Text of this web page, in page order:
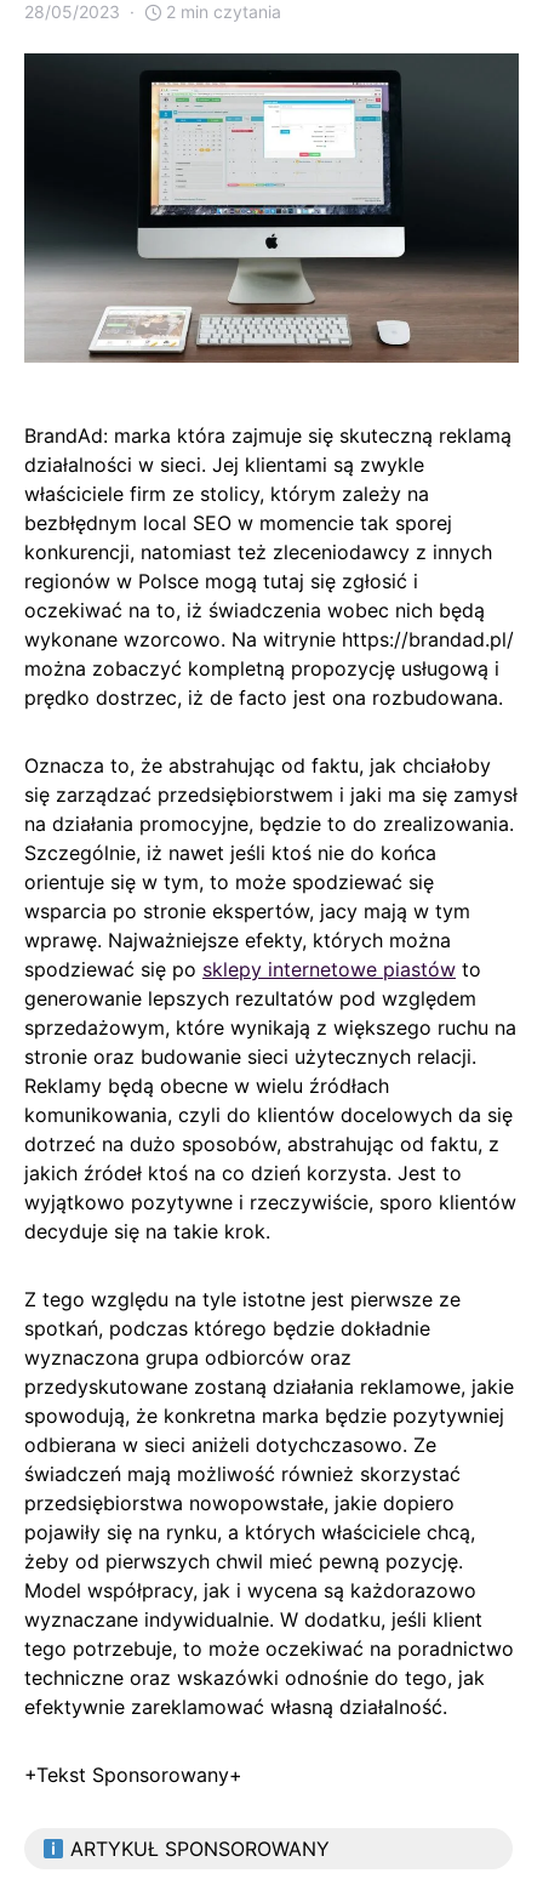
28/05/2023 2 min czytania
BrandAd: marka która zajmuje się skuteczną reklamą
działalności w sieci. Jej klientami są zwykle
właściciele firm ze stolicy, którym zależy na
bezbłędnym local SEO w momencie tak sporej
konkurencji, natomiast też zleceniodawcy z innych
regionów w Polsce mogą tutaj się zgłosić i
oczekiwać na to, iż świadczenia wobec nich będą
wykonane wzorcowo. Na witrynie https://brandad.pl/
można zobaczyć kompletną propozycję usługową i
prędko dostrzec, iż de facto jest ona rozbudowana.
Oznacza to, że abstrahując od faktu, jak chciałoby
się zarządzać przedsiębiorstwem i jaki ma się zamysł
na działania promocyjne, będzie to do zrealizowania.
Szczególnie, iż nawet jeśli ktoś nie do końca
orientuje się w tym, to może spodziewać się
wsparcia po stronie ekspertów, jacy mają w tym
wprawę. Najważniejsze efekty, których można
spodziewać się po sklepy internetowe piastów to
generowanie lepszych rezultatów pod względem
sprzedażowym, które wynikają z większego ruchu na
stronie oraz budowanie sieci użytecznych relacji.
Reklamy będą obecne w wielu źródłach
komunikowania, czyli do klientów docelowych da się
dotrzeć na dużo sposobów, abstrahując od faktu, z
jakich źródeł ktoś na co dzień korzysta. Jest to
wyjątkowo pozytywne i rzeczywiście, sporo klientów
decyduje się na takie krok.
Z tego względu na tyle istotne jest pierwsze ze
spotkań, podczas którego będzie dokładnie
wyznaczona grupa odbiorców oraz
przedyskutowane zostaną działania reklamowe, jakie
spowodują, że konkretna marka będzie pozytywniej
odbierana w sieci aniżeli dotychczasowo. Ze
świadczeń mają możliwość również skorzystać
przedsiębiorstwa nowopowstałe, jakie dopiero
pojawiły się na rynku, a których właściciele chcą,
żeby od pierwszych chwil mieć pewną pozycję.
Model współpracy, jak i wycena są każdorazowo
wyznaczane indywidualnie. W dodatku, jeśli klient
tego potrzebuje, to może oczekiwać na poradnictwo
techniczne oraz wskazówki odnośnie do tego, jak
efektywnie zareklamować własną działalność.
+Tekst Sponsorowany+
ARTYKUŁ SPONSOROWANY